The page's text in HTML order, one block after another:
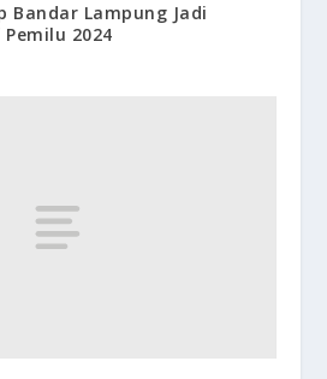
Bandar Lampung Jadi
2024